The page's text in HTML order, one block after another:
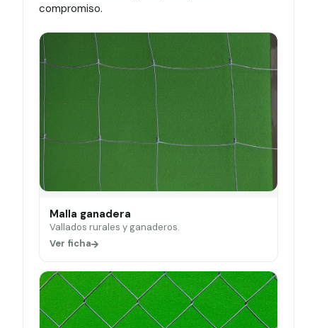
compromiso.
Malla ganadera
Vallados rurales y ganaderos.
Ver ficha